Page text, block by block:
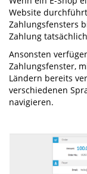
Website
Zahlungsfensters
Zahlung
Ansonsten
Zahlungsfenster,
Ländern bereits
verschiedenen
navigieren.